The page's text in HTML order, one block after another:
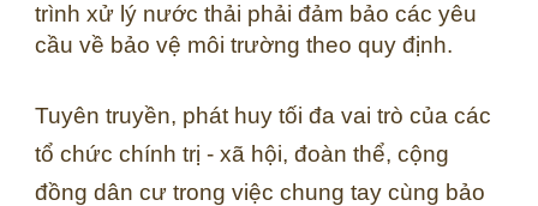
trình xử lý nước thải phải đảm bảo các yêu
cầu về bảo vệ môi trường theo quy định.
Tuyên truyền, phát huy tối đa vai trò của các
tổ chức chính trị - xã hội, đoàn thể, cộng
đồng dân cư trong việc chung tay cùng bảo